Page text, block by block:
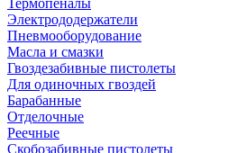
Термопеналы
Электрододержатели
Пневмооборудование
Масла и смазки
Гвоздезабивные пистолеты
Для одиночных гвоздей
Барабанные
Отделочные
Реечные
Скобозабивные пистолеты